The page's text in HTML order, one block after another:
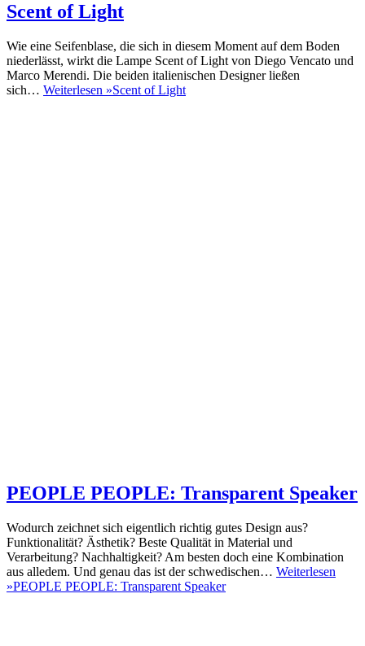
Scent of Light
Wie eine Seifenblase, die sich in diesem Moment auf dem Boden
niederlässt, wirkt die Lampe Scent of Light von Diego Vencato und
Marco Merendi. Die beiden italienischen Designer ließen
sich… Weiterlesen »Scent of Light
PEOPLE PEOPLE: Transparent Speaker
Wodurch zeichnet sich eigentlich richtig gutes Design aus?
Funktionalität? Ästhetik? Beste Qualität in Material und
Verarbeitung? Nachhaltigkeit? Am besten doch eine Kombination
aus alledem. Und genau das ist der schwedischen… Weiterlesen
»PEOPLE PEOPLE: Transparent Speaker